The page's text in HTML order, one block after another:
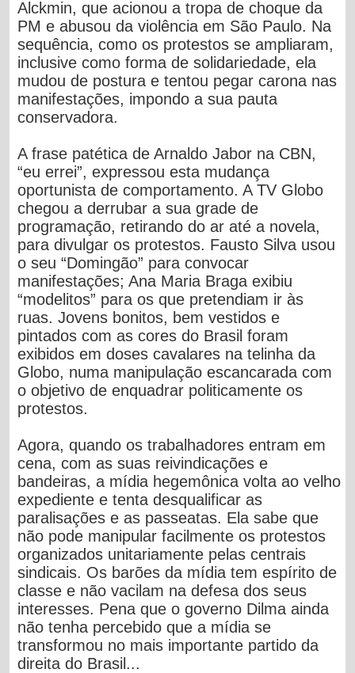
Alckmin, que acionou a tropa de choque da
PM e abusou da violência em São Paulo. Na
sequência, como os protestos se ampliaram,
inclusive como forma de solidariedade, ela
mudou de postura e tentou pegar carona nas
manifestações, impondo a sua pauta
conservadora.
A frase patética de Arnaldo Jabor na CBN,
“eu errei”, expressou esta mudança
oportunista de comportamento. A TV Globo
chegou a derrubar a sua grade de
programação, retirando do ar até a novela,
para divulgar os protestos. Fausto Silva usou
o seu “Domingão” para convocar
manifestações; Ana Maria Braga exibiu
“modelitos” para os que pretendiam ir às
ruas. Jovens bonitos, bem vestidos e
pintados com as cores do Brasil foram
exibidos em doses cavalares na telinha da
Globo, numa manipulação escancarada com
o objetivo de enquadrar politicamente os
protestos.
Agora, quando os trabalhadores entram em
cena, com as suas reivindicações e
bandeiras, a mídia hegemônica volta ao velho
expediente e tenta desqualificar as
paralisações e as passeatas. Ela sabe que
não pode manipular facilmente os protestos
organizados unitariamente pelas centrais
sindicais. Os barões da mídia tem espírito de
classe e não vacilam na defesa dos seus
interesses. Pena que o governo Dilma ainda
não tenha percebido que a mídia se
transformou no mais importante partido da
direita do Brasil...